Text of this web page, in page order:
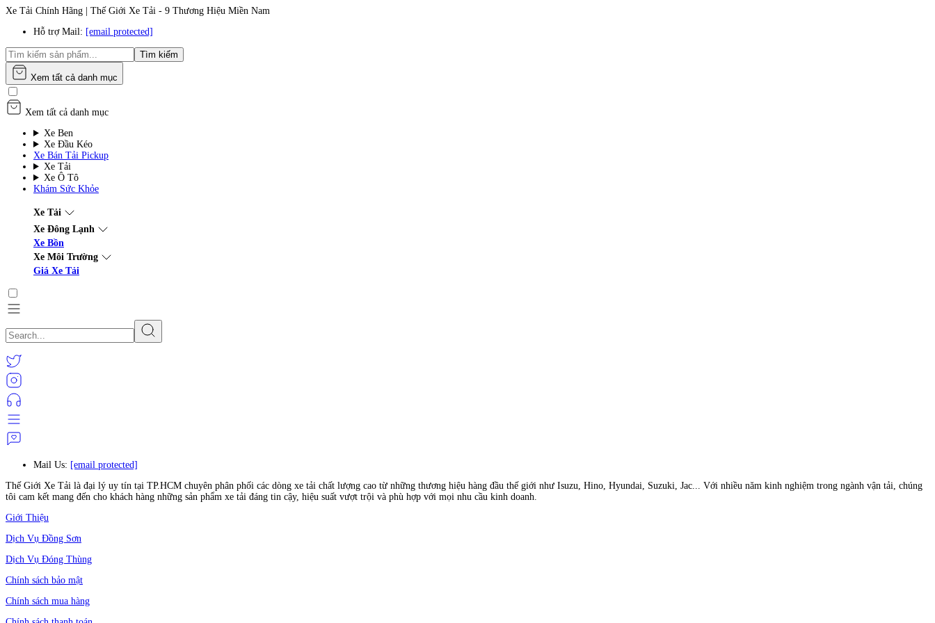
Xe Tải Chính Hãng | Thế Giới Xe Tải - 9 Thương Hiệu Miền Nam
Hỗ trợ Mail: [email protected]
Tìm kiếm
Xem tất cả danh mục
Xem tất cả danh mục
Xe Ben
Xe Đầu Kéo
Xe Bán Tải Pickup
Xe Tải
Xe Ô Tô
Khám Sức Khỏe
Xe Tải
Xe Đông Lạnh
Xe Bồn
Xe Môi Trường
Giá Xe Tải
Mail Us: [email protected]
Thế Giới Xe Tải là đại lý uy tín tại TP.HCM chuyên phân phối các dòng xe tải chất lượng cao từ những thương hiệu hàng đầu thế giới như Isuzu, Hino, Hyundai, Suzuki, Jac... Với nhiều năm kinh nghiệm trong ngành vận tải, chúng
tôi cam kết mang đến cho khách hàng những sản phẩm xe tải đáng tin cậy, hiệu suất vượt trội và phù hợp với mọi nhu cầu kinh doanh.
Giới Thiệu
Dịch Vụ Đồng Sơn
Dịch Vụ Đóng Thùng
Chính sách bảo mật
Chính sách mua hàng